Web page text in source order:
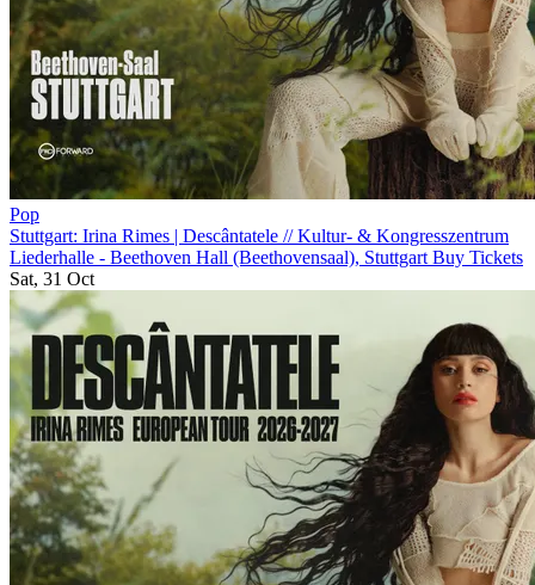
Pop
Stuttgart: Irina Rimes | Descântatele //Kultur- & Kongresszentrum
Liederhalle - Beethoven Hall (Beethovensaal), Stuttgart Buy Tickets
Sat, 31 Oct